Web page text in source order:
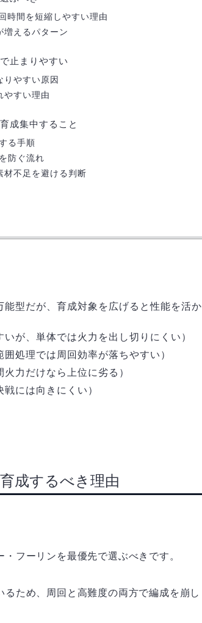
時間を短縮しやすい理由
増えるパターン
止まりやすい
りやすい原因
やすい理由
成集中すること
る手順
防ぐ流れ
材不足を避ける判断
型だが、育成対象を広げると性能を活か
が、単体では火力を出し切りにくい）
処理では周回効率が落ちやすい）
力だけなら上位に劣る）
には向きにくい）
成するべき理由
フーリンを最優先で選ぶべきです。
ため、周回と高難度の両方で編成を崩し